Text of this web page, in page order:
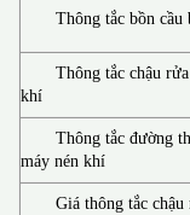
Thông tắc bồn cầu
Thông tắc chậu
khí
Thông tắc đường
máy nén khí
Giá thông tắc